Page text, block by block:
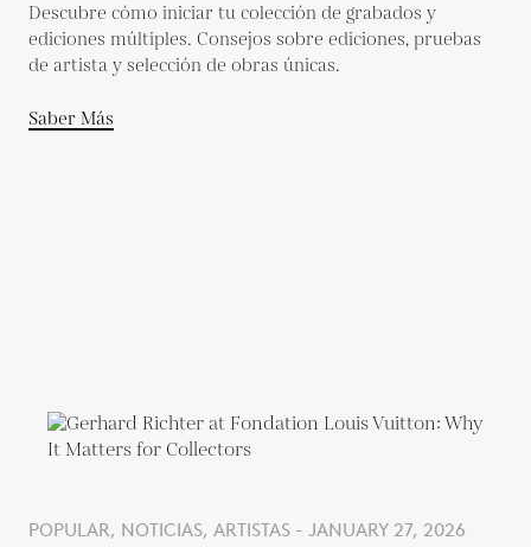
Descubre cómo iniciar tu colección de grabados y
ediciones múltiples. Consejos sobre ediciones, pruebas
de artista y selección de obras únicas.
Saber Más
POPULAR, NOTICIAS, ARTISTAS - JANUARY 27, 2026